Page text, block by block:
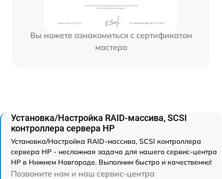
Вы можете ознакомиться с сертификатом
мастера
Установка/Настройка RAID-массива, SCSI
контроллера сервера HP
Установка/Настройка RAID-массива, SCSI контроллера
сервера HP - несложная задача для нашего сервис-центра
HP в Нижнем Новгороде. Выполним быстро и качественно!
Позвоните нам и наш сервис-центра